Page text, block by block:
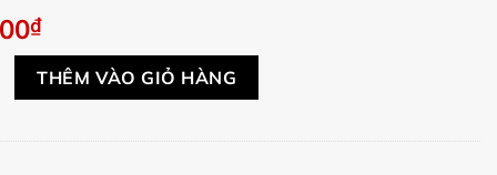
₫
Billet 16x18 - XR01131 số lượng
THÊM VÀO GIỎ HÀNG